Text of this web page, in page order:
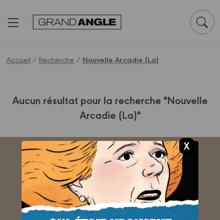
Accueil / Recherche / Nouvelle Arcadie (La)
Aucun résultat pour la recherche "Nouvelle
Arcadie (La)"
ABONNEZ-VOUS
AU BAMBOO MAG !
Je découvre !